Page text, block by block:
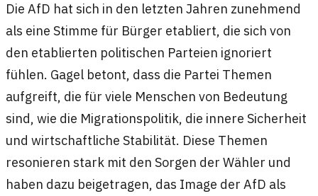
Die AfD hat sich in den letzten Jahren zunehmend
als eine Stimme für Bürger etabliert, die sich von
den etablierten politischen Parteien ignoriert
fühlen. Gagel betont, dass die Partei Themen
aufgreift, die für viele Menschen von Bedeutung
sind, wie die Migrationspolitik, die innere Sicherheit
und wirtschaftliche Stabilität. Diese Themen
resonieren stark mit den Sorgen der Wähler und
haben dazu beigetragen, das Image der AfD als